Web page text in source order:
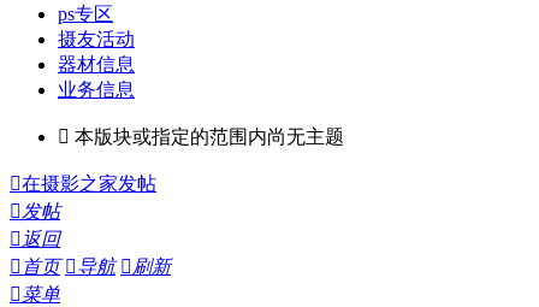
ps专区
摄友活动
器材信息
业务信息
 本版块或指定的范围内尚无主题
在摄影之家发帖
发帖
 返回
 首页 导航 刷新
菜单